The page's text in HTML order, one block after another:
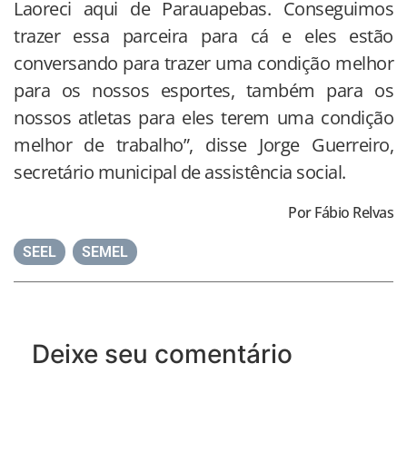
Laoreci aqui de Parauapebas. Conseguimos
trazer essa parceira para cá e eles estão
conversando para trazer uma condição melhor
para os nossos esportes, também para os
nossos atletas para eles terem uma condição
melhor de trabalho”, disse Jorge Guerreiro,
secretário municipal de assistência social.
Por Fábio Relvas
SEEL SEMEL
Deixe seu comentário